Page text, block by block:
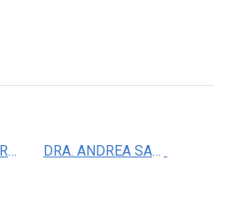
DRA. MARTHA IRENE BUCIO TORRES DRA. ANDREA SACHI DIAZ VILLASEÃ‘OR